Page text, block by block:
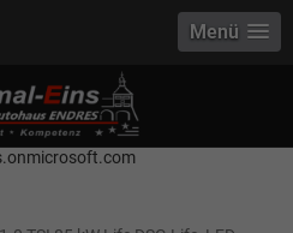
Points to address or value:
Host
to address or value: selector2-aee-
Menü